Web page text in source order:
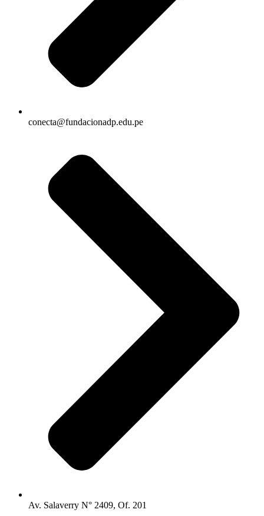
conecta@fundacionadp.edu.pe
Av. Salaverry N° 2409, Of. 201